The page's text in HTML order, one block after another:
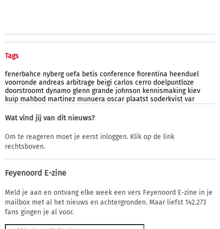
Tags
fenerbahce nyberg uefa betis conference fiorentina heenduel
voorronde andreas arbitrage beigi carlos cerro doelpuntloze
doorstroomt dynamo glenn grande johnson kennismaking kiev
kuip mahbod martinez munuera oscar plaatst soderkvist var
Wat vind jij van dit nieuws?
Om te reageren moet je eerst inloggen. Klik op de link
rechtsboven.
Feyenoord E-zine
Meld je aan en ontvang elke week een vers Feyenoord E-zine in je
mailbox met al het nieuws en achtergronden. Maar liefst 142.273
fans gingen je al voor.